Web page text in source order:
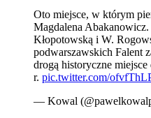
Oto miejsce, w którym
Magdalena Abakanowicz.
Kłopotowską i W.
podwarszawskich Falent
drogą historyczne
r. pic.twitter.com/
— Kowal